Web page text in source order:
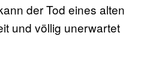
der Tod eines alten
und völlig unerwartet